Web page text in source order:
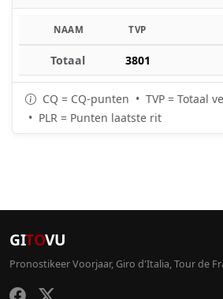
NAAM TVP
Totaal 3801
CQ = CQ-punten • TVP = Totaal
• PLR = Punten laatste rit
GITOVU
Pronostikeer Voorjaar, Giro d'Italia, Tour de